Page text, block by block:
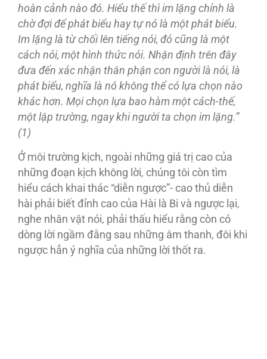
hoàn cảnh nào đó. Hiểu thế thì im lặng chính là
chờ đợi để phát biểu hay tự nó là một phát biểu.
Im lặng là từ chối lên tiếng nói, đó cũng là một
cách nói, một hình thức nói. Nhận định trên đây
đưa đến xác nhận thân phận con người là nói, là
phát biểu, nghĩa là nó không thể có lựa chọn nào
khác hơn. Mọi chọn lựa bao hàm một cách-thế,
một lập trường, ngay khi người ta chọn im lặng.”
(1)
Ở môi trường kịch, ngoài những giá trị cao của
những đoạn kịch không lời, chúng tôi còn tìm
hiểu cách khai thác “diễn ngược”- cao thủ diễn
hài phải biết đỉnh cao của Hài là Bi và ngược lại,
nghe nhân vật nói, phải thấu hiểu rằng còn có
dòng lời ngầm đằng sau những âm thanh, đôi khi
ngược hẳn ý nghĩa của những lời thốt ra.